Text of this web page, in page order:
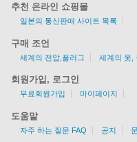
추천 온라인 쇼핑몰
일본의 통신판매 사이트 목록
구매 조언
세계의 전압,플러그 세계의 옷,
회원가입, 로그인
무료회원가입 마이페이지
도움말
자주 하는 질문 FAQ 공지